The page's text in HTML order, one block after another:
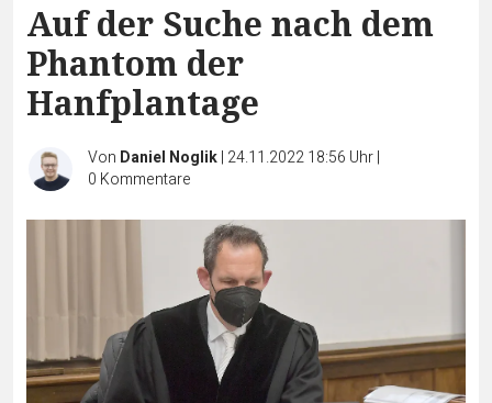
Auf der Suche nach dem
Phantom der
Hanfplantage
Von Daniel Noglik| 24.11.2022 18:56 Uhr|
0 Kommentare